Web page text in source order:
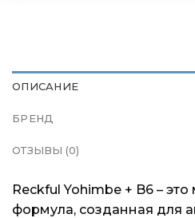
ОПИСАНИЕ
БРЕНД
ОТЗЫВЫ (0)
Reckful Yohimbe + B6 –
формула, созданная для
Подарочные
Магазины
Контакты
Доставка и оплата
Подарочные
Магазины
Контакты
Доставка и оплата
Подарочные
Магазины
Контакты
Доставка и оплата